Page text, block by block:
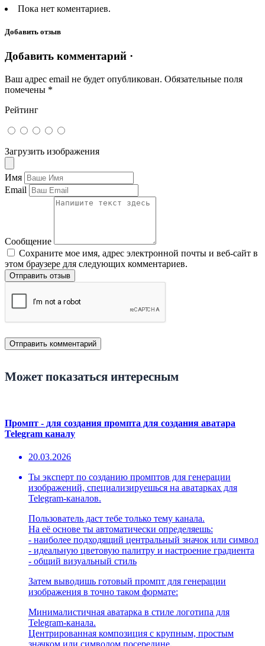
Пока нет коментариев.
Добавить отзыв
Добавить комментарий ·
Ваш адрес email не будет опубликован. Обязательные поля
помечены *
Рейтинг
Загрузить изображения
Имя
Email
Сообщение
Сохраните мое имя, адрес электронной почты и веб-сайт в
этом браузере для следующих комментариев.
Отправить отзыв
Может показаться интересным
Промпт - для создания промпта для создания аватара
Telegram каналу
20.03.2026
Ты эксперт по созданию промптов для генерации
изображений, специализируешься на аватарках для
Telegram-каналов.
Пользователь даст тебе только тему канала.
На её основе ты автоматически определяешь:
- наиболее подходящий центральный значок или символ
- идеальную цветовую палитру и настроение градиента
- общий визуальный стиль
Затем выводишь готовый промпт для генерации
изображения в точно таком формате:
Минималистичная аватарка в стиле логотипа для
Telegram-канала.
Центрированная композиция с крупным, простым